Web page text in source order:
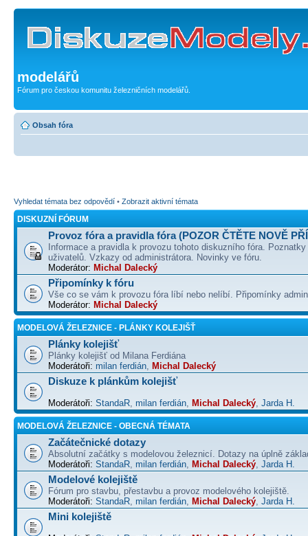
modelářů
Fórum pro českou komunitu železničních modelářů.
Obsah fóra
Vyhledat témata bez odpovědí • Zobrazit aktivní témata
DISKUZNÍ FÓRUM
Provoz fóra a pravidla fóra (POZOR ČTĚTE NOVĚ
Informace a pravidla k provozu tohoto diskuzního fóra.
uživatelů. Vzkazy od administrátora. Novinky ve fóru.
Moderátor: Michal Dalecký
Připomínky k fóru
Vše co se vám k provozu fóra líbí nebo nelíbí. Připomínky
Moderátor: Michal Dalecký
MODELOVÁ ŽELEZNICE - PLÁNKY KOLEJIŠŤ
Plánky kolejišť
Plánky kolejišť od Milana Ferdiána
Moderátoři: milan ferdián, Michal Dalecký
Diskuze k plánkům kolejišť
Moderátoři: StandaR, milan ferdián, Michal Dalecký, Jarda H.
MODELOVÁ ŽELEZNICE - OBECNÁ TÉMATA
Začátečnické dotazy
Absolutní začátky s modelovou železnicí. Dotazy na úplně
Moderátoři: StandaR, milan ferdián, Michal Dalecký, Jarda H.
Modelové kolejiště
Fórum pro stavbu, přestavbu a provoz modelového kolejiště.
Moderátoři: StandaR, milan ferdián, Michal Dalecký, Jarda H.
Mini kolejiště